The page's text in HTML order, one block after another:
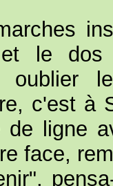
le dos
oublier
c'est à
de ligne
face,